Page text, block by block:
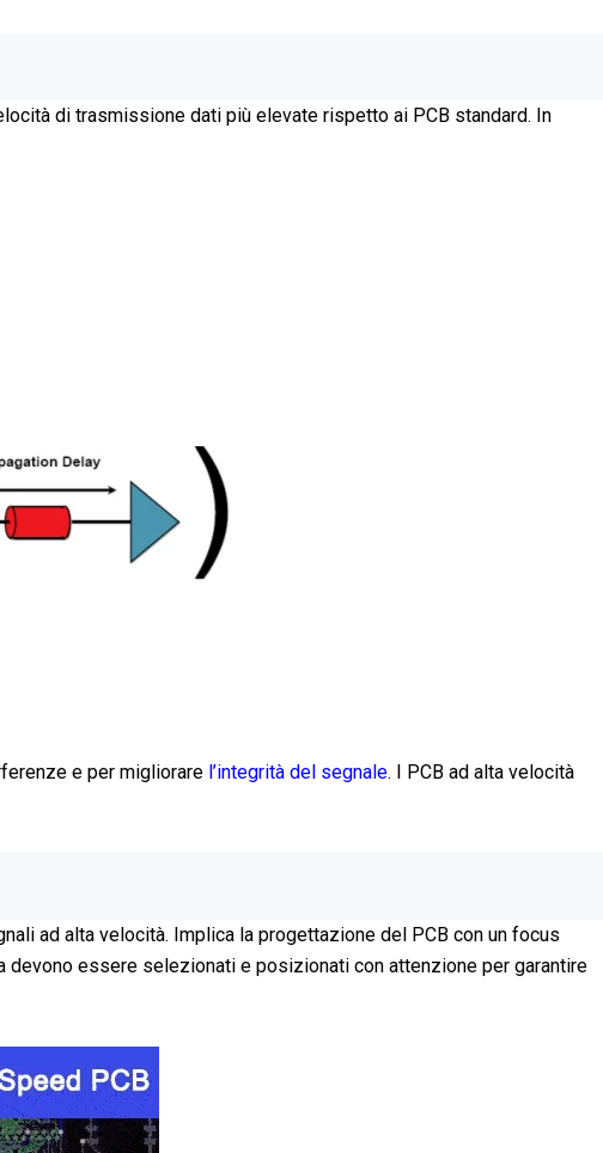
di trasmissione dati più elevate rispetto ai PCB standard. In
e per migliorare l’integrità del segnale. I PCB ad alta velocità
ad alta velocità. Implica la progettazione del PCB con un focus
essere selezionati e posizionati con attenzione per garantire